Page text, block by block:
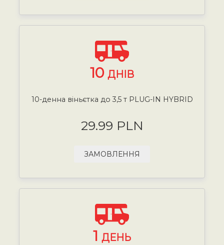
10 ДНІВ
10-денна віньєтка до 3,5 т PLUG-IN HYBRID
29.99 PLN
ЗАМОВЛЕННЯ
1 ДЕНЬ